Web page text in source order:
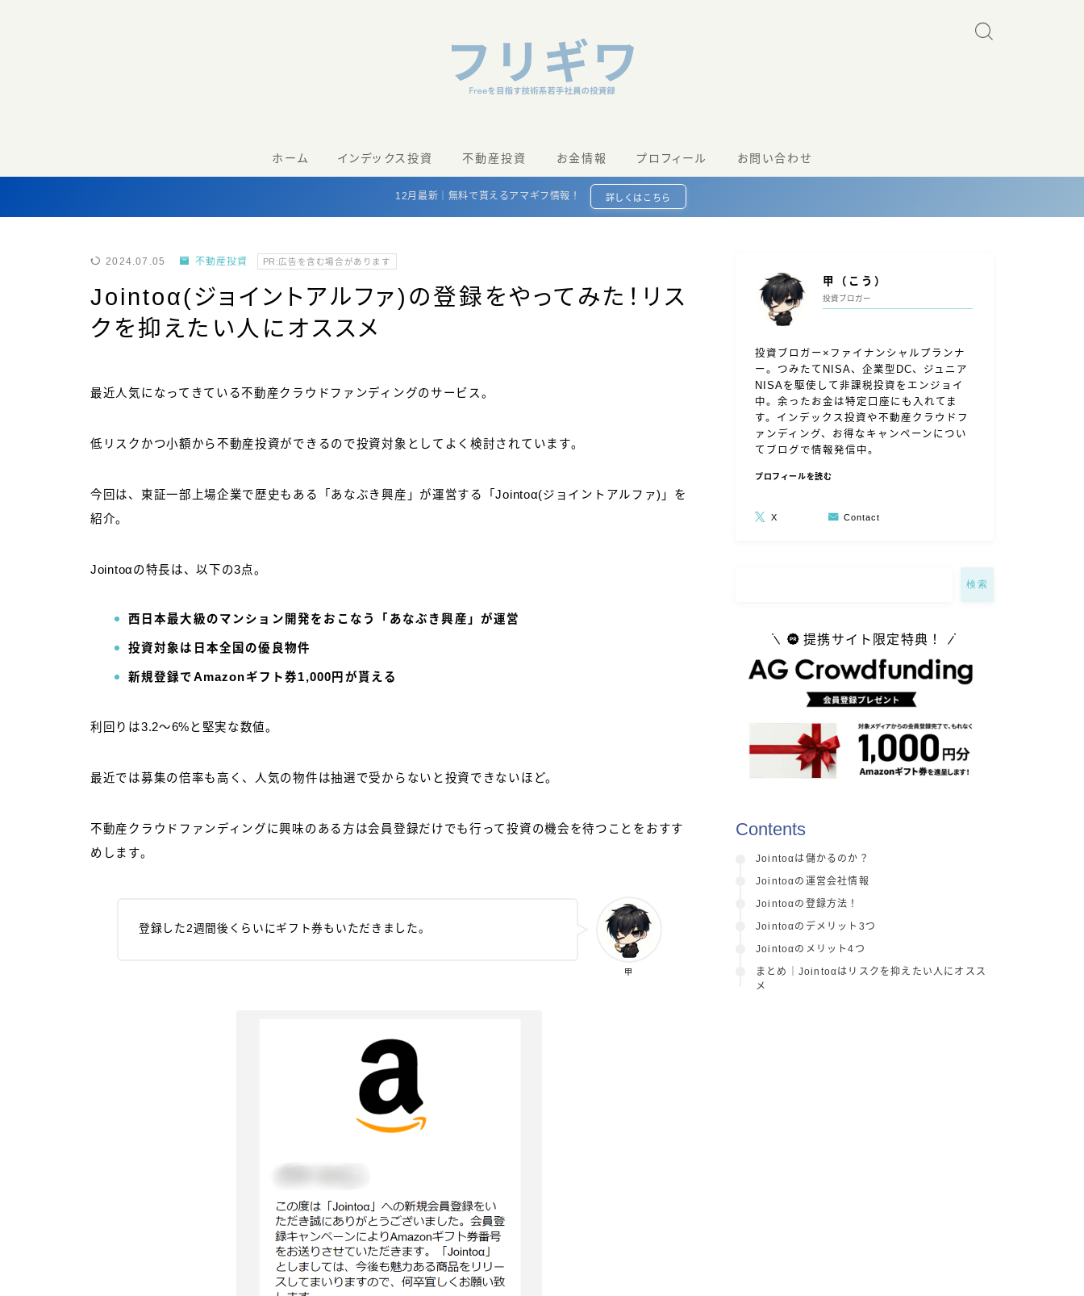
ホーム インデックス投資 不動産投資 お金情報 プロフィール お問い合わせ
12月最新｜無料で貰えるアマギフ情報！ 詳しくはこちら
2024.07.05 不動産投資 PR:広告を含む場合があります
Jointoα(ジョイントアルファ)の登録をやってみた！リス
クを抑えたい人にオススメ
最近人気になってきている不動産クラウドファンディングのサービス。
低リスクかつ小額から不動産投資ができるので投資対象としてよく検討されています。
今回は、東証一部上場企業で歴史もある「あなぶき興産」が運営する「Jointoα(ジョイントアルファ)」を
紹介。
Jointoαの特長は、以下の3点。
西日本最大級のマンション開発をおこなう「あなぶき興産」が運営
投資対象は日本全国の優良物件
新規登録でAmazonギフト券1,000円が貰える
利回りは3.2～6%と堅実な数値。
最近では募集の倍率も高く、人気の物件は抽選で受からないと投資できないほど。
不動産クラウドファンディングに興味のある方は会員登録だけでも行って投資の機会を待つことをおすす
めします。
甲
登録した2週間後くらいにギフト券もいただきました。
甲（こう）
投資ブロガー
投資ブロガー×ファイナンシャルプランナ
ー。つみたてNISA、企業型DC、ジュニア
NISAを駆使して非課税投資をエンジョイ
中。余ったお金は特定口座にも入れてま
す。インデックス投資や不動産クラウドフ
ァンディング、お得なキャンペーンについ
てブログで情報発信中。
プロフィールを読む
X Contact
検索
提携サイト限定特典！
Contents
Jointoαは儲かるのか？
Jointoαの運営会社情報
Jointoαの登録方法！
Jointoαのデメリット3つ
Jointoαのメリット4つ
まとめ｜Jointoαはリスクを抑えたい人にオスス
メ